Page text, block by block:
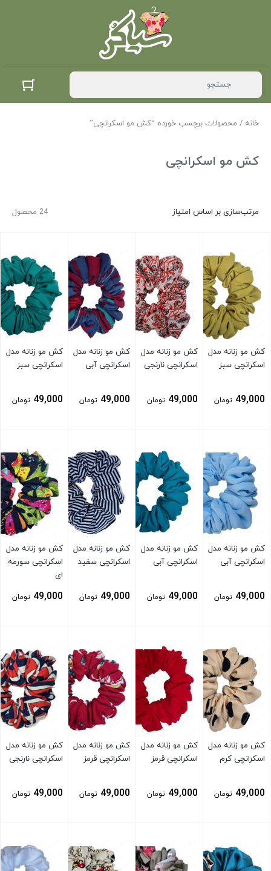
خانه / محصولات برچسب خورده “کش مو اسکرانچی”
کش مو اسکرانچی
24 محصول مرتب‌سازی بر اساس امتیاز
کش مو زنانه مدل
اسکرانچی سبز
49,000 تومان
کش مو زنانه مدل
اسکرانچی نارنجی
49,000 تومان
کش مو زنانه مدل
اسکرانچی آبی
49,000 تومان
کش مو زنانه مدل
اسکرانچی سبز
49,000 تومان
کش مو زنانه مدل
اسکرانچی آبی
49,000 تومان
کش مو زنانه مدل
اسکرانچی آبی
49,000 تومان
کش مو زنانه مدل
اسکرانچی سفید
49,000 تومان
کش مو زنانه مدل
اسکرانچی سورمه
ای
49,000 تومان
کش مو زنانه مدل
اسکرانچی کرم
49,000 تومان
کش مو زنانه مدل
اسکرانچی قرمز
49,000 تومان
کش مو زنانه مدل
اسکرانچی قرمز
49,000 تومان
کش مو زنانه مدل
اسکرانچی نارنجی
49,000 تومان